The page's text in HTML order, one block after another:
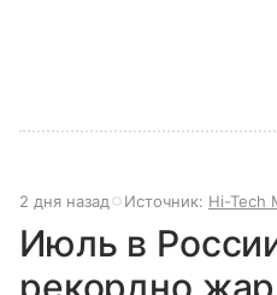
2 дня назад Источник: Hi-Tech
Июль в
рекордно